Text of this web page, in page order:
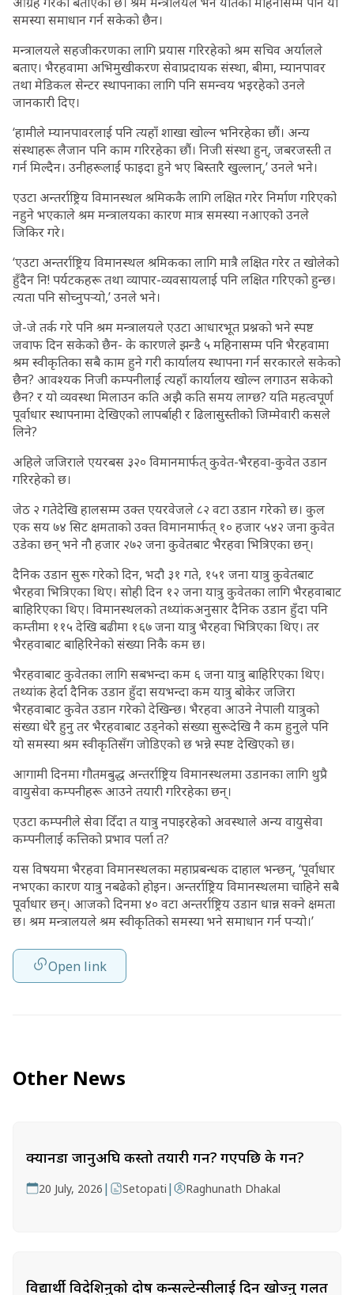
समस्या समाधान गर्न सकेको छैन।
मन्त्रालयले सहजीकरणका लागि प्रयास गरिरहेको श्रम सचिव अर्यालले
बताए। भैरहवामा अभिमुखीकरण सेवाप्रदायक संस्था, बीमा, म्यानपावर
तथा मेडिकल सेन्टर स्थापनाका लागि पनि समन्वय भइरहेको उनले
जानकारी दिए।
‘हामीले म्यानपावरलाई पनि त्यहाँ शाखा खोल्न भनिरहेका छौं। अन्य
संस्थाहरू लैजान पनि काम गरिरहेका छौं। निजी संस्था हुन्, जबरजस्ती त
गर्न मिल्दैन। उनीहरूलाई फाइदा हुने भए बिस्तारै खुल्लान्,’ उनले भने।
एउटा अन्तर्राष्ट्रिय विमानस्थल श्रमिककै लागि लक्षित गरेर निर्माण गरिएको
नहुने भएकाले श्रम मन्त्रालयका कारण मात्र समस्या नआएको उनले
जिकिर गरे।
‘एउटा अन्तर्राष्ट्रिय विमानस्थल श्रमिकका लागि मात्रै लक्षित गरेर त खोलेको
हुँदैन नि! पर्यटकहरू तथा व्यापार-व्यवसायलाई पनि लक्षित गरिएको हुन्छ।
त्यता पनि सोच्नुपर्‍यो,’ उनले भने।
जे-जे तर्क गरे पनि श्रम मन्त्रालयले एउटा आधारभूत प्रश्नको भने स्पष्ट
जवाफ दिन सकेको छैन- के कारणले झन्डै ५ महिनासम्म पनि भैरहवामा
श्रम स्वीकृतिका सबै काम हुने गरी कार्यालय स्थापना गर्न सरकारले सकेको
छैन? आवश्यक निजी कम्पनीलाई त्यहाँ कार्यालय खोल्न लगाउन सकेको
छैन? र यो व्यवस्था मिलाउन कति अझै कति समय लाग्छ? यति महत्वपूर्ण
पूर्वाधार स्थापनामा देखिएको लापर्बाही र ढिलासुस्तीको जिम्मेवारी कसले
लिने?
अहिले जजिराले एयरबस ३२० विमानमार्फत् कुवेत-भैरहवा-कुवेत उडान
गरिरहेको छ।
जेठ २ गतेदेखि हालसम्म उक्त एयरवेजले ८२ वटा उडान गरेको छ। कुल
एक सय ७४ सिट क्षमताको उक्त विमानमार्फत् १० हजार ५४२ जना कुवेत
उडेका छन् भने नौ हजार २७२ जना कुवेतबाट भैरहवा भित्रिएका छन्।
दैनिक उडान सुरू गरेको दिन, भदौ ३१ गते, १५१ जना यात्रु कुवेतबाट
भैरहवा भित्रिएका थिए। सोही दिन १२ जना यात्रु कुवेतका लागि भैरहवाबाट
बाहिरिएका थिए। विमानस्थलको तथ्यांकअनुसार दैनिक उडान हुँदा पनि
कम्तीमा ११५ देखि बढीमा १६७ जना यात्रु भैरहवा भित्रिएका थिए। तर
भैरहवाबाट बाहिरिनेको संख्या निकै कम छ।
भैरहवाबाट कुवेतका लागि सबभन्दा कम ६ जना यात्रु बाहिरिएका थिए।
तथ्यांक हेर्दा दैनिक उडान हुँदा सयभन्दा कम यात्रु बोकेर जजिरा
भैरहवाबाट कुवेत उडान गरेको देखिन्छ। भैरहवा आउने नेपाली यात्रुको
संख्या धेरै हुनु तर भैरहवाबाट उड्नेको संख्या सुरूदेखि नै कम हुनुले पनि
यो समस्या श्रम स्वीकृतिसँग जोडिएको छ भन्ने स्पष्ट देखिएको छ।
आगामी दिनमा गौतमबुद्ध अन्तर्राष्ट्रिय विमानस्थलमा उडानका लागि थुप्रै
वायुसेवा कम्पनीहरू आउने तयारी गरिरहेका छन्।
एउटा कम्पनीले सेवा दिँदा त यात्रु नपाइरहेको अवस्थाले अन्य वायुसेवा
कम्पनीलाई कत्तिको प्रभाव पर्ला त?
यस विषयमा भैरहवा विमानस्थलका महाप्रबन्धक दाहाल भन्छन्, ‘पूर्वाधार
नभएका कारण यात्रु नबढेको होइन। अन्तर्राष्ट्रिय विमानस्थलमा चाहिने सबै
पूर्वाधार छन्। आजको दिनमा ४० वटा अन्तर्राष्ट्रिय उडान धान्न सक्ने क्षमता
छ। श्रम मन्त्रालयले श्रम स्वीकृतिको समस्या भने समाधान गर्न पर्‍यो।’
Open link
Other News
क्यानडा जानुअघि कस्तो तयारी गर्ने? गएपछि के गर्ने?
20 July, 2026 | Setopati | Raghunath Dhakal
विद्यार्थी विदेशिनुको दोष कन्सल्टेन्सीलाई दिन खोज्नु गलत